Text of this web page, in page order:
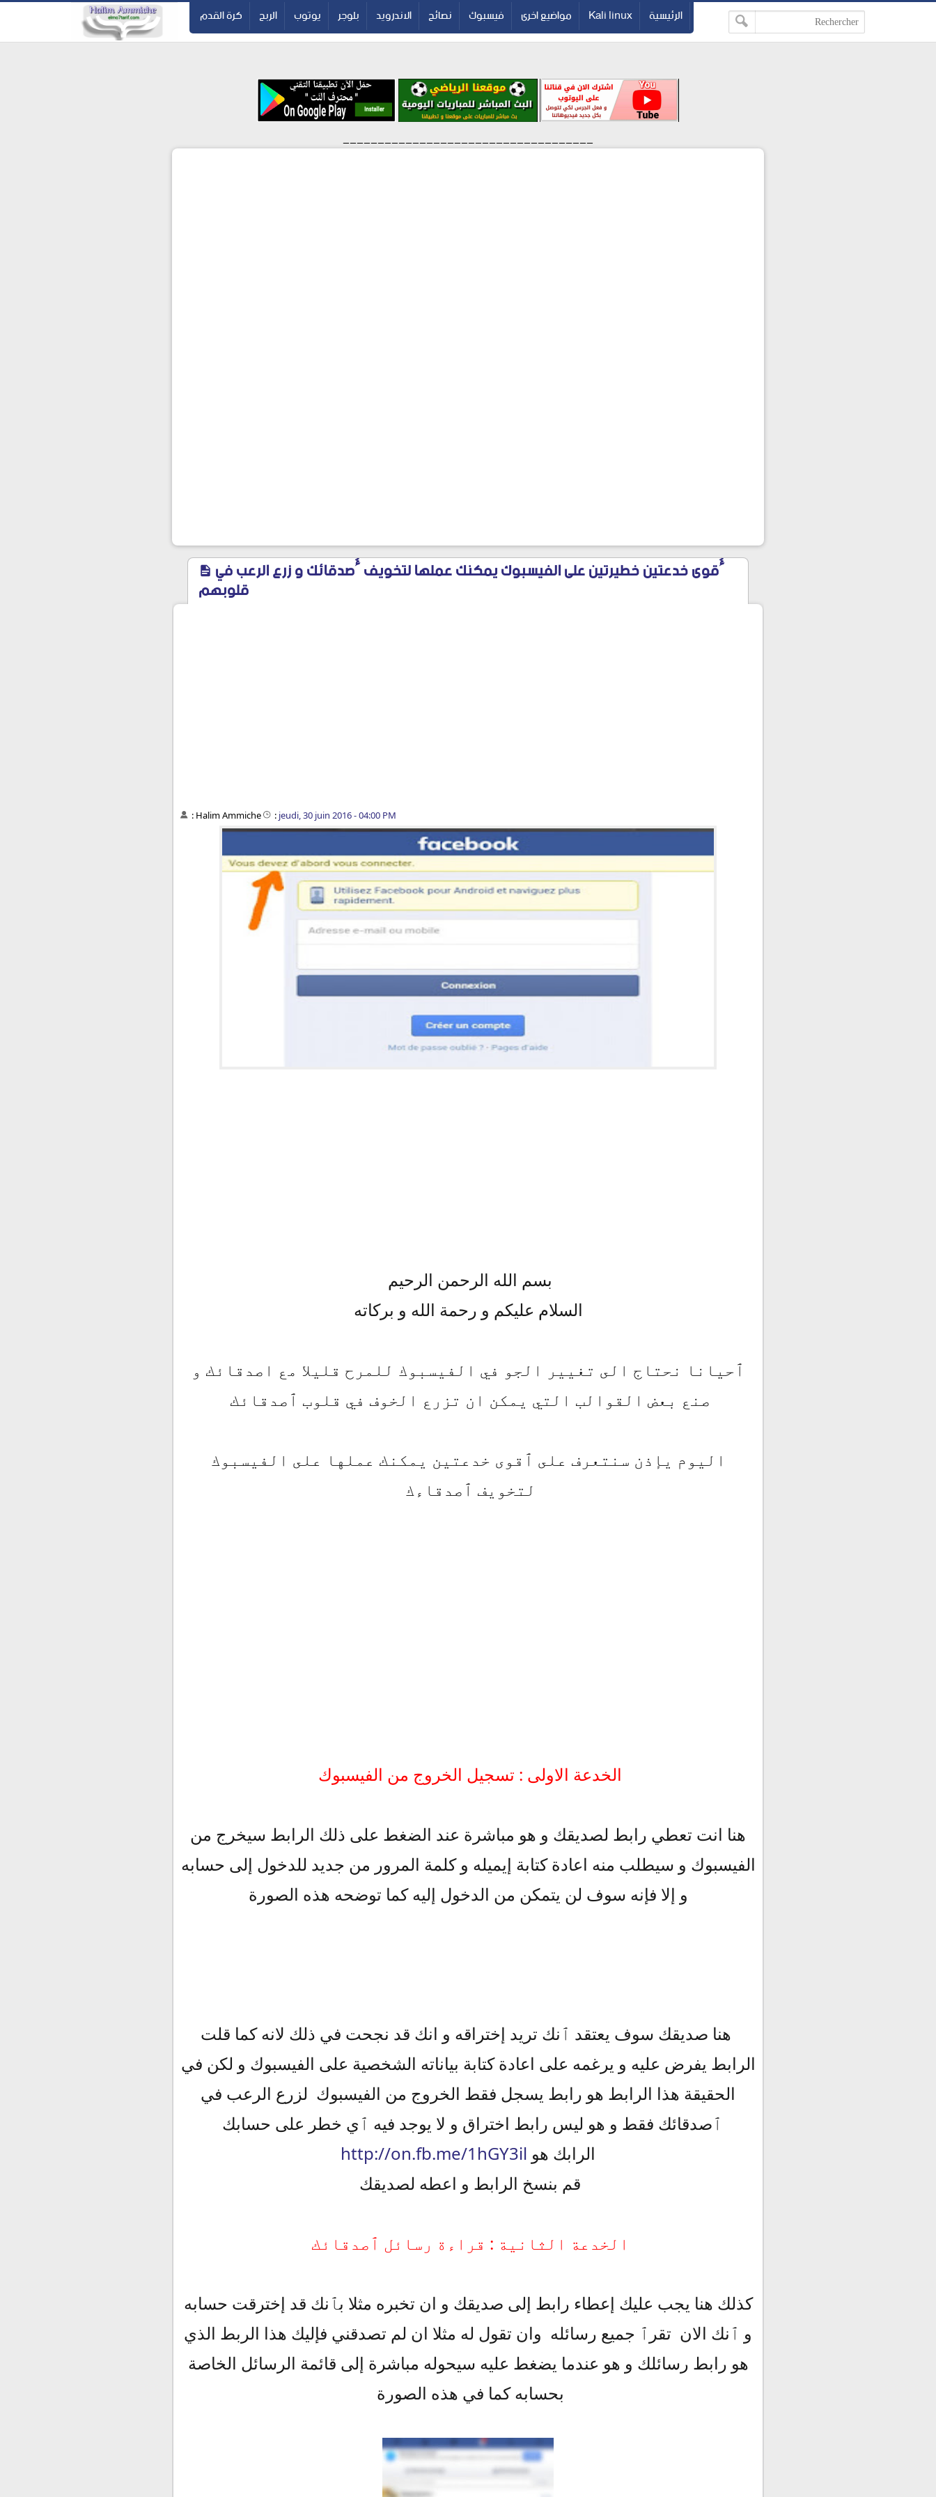
--> كرة القدم الربح يوتوب بلوجر الاندرويد نصائح فيسبوك مواضيع اخرى Kali linux الرئيسية
____________________________________
قلوبهم
: Halim Ammiche : jeudi, 30 juin 2016 - 04:00 PM
بسم الله الرحمن الرحيم
السلام عليكم و رحمة الله و بركاته
ٱحيانا نحتاج الى تغيير الجو في الفيسبوك للمرح قليلا مع اصدقائك و
صنع بعض القوالب التي يمكن ان تزرع الخوف في قلوب ٱصدقائك
اليوم يإذن سنتعرف على ٱقوى خدعتين يمكنك عملها على الفيسبوك
لتخويف ٱصدقاءك
الخدعة الاولى : تسجيل الخروج من الفيسبوك
هنا انت تعطي رابط لصديقك و هو مباشرة عند الضغط على ذلك الرابط سيخرج من
الفيسبوك و سيطلب منه اعادة كتابة إيميله و كلمة المرور من جديد للدخول إلى حسابه
و إلا فإنه سوف لن يتمكن من الدخول إليه كما توضحه هذه الصورة
هنا صديقك سوف يعتقد ٱنك تريد إختراقه و انك قد نجحت في ذلك لانه كما قلت
الرابط يفرض عليه و يرغمه على اعادة كتابة بياناته الشخصية على الفيسبوك و لكن في
الحقيقة هذا الرابط هو رابط يسجل فقط الخروج من الفيسبوك لزرع الرعب في
ٱصدقائك فقط و هو ليس رابط اختراق و لا يوجد فيه ٱي خطر على حسابك
الرابك هو http://on.fb.me/1hGY3il
قم بنسخ الرابط و اعطه لصديقك
الخدعة الثانية : قراءة رسائل ٱصدقائك
كذلك هنا يجب عليك إعطاء رابط إلى صديقك و ان تخبره مثلا بٱنك قد إخترقت حسابه
و ٱنك الان تقرٱ جميع رسائله وان تقول له مثلا ان لم تصدقني فإليك هذا الربط الذي
هو رابط رسائلك و هو عندما يضغط عليه سيحوله مباشرة إلى قائمة الرسائل الخاصة
بحسابه كما في هذه الصورة